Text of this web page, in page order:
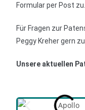
Formular per Post zu.
Für Fragen zur
Peggy Kreher gern
Unsere aktuellen